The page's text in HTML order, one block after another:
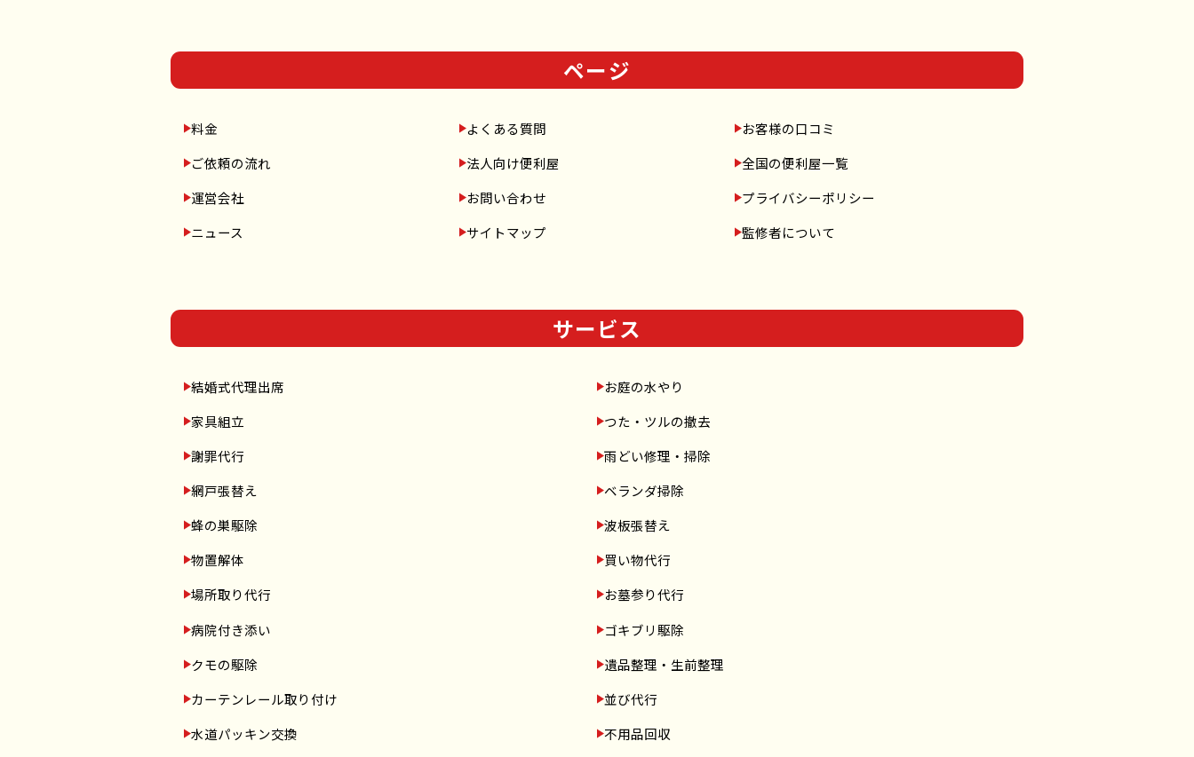
ページ
料金 よくある質問
お客様の口コミ
ご依頼の流れ
法人向け便利屋
全国の便利屋一覧
運営会社
お問い合わせ
プライバシーポリシー
ニュース
サイトマップ 監修者について
サービス
結婚式代理出席
お庭の水やり
家具組立
つた・ツルの撤去
謝罪代行
雨どい修理・掃除
網戸張替え
ベランダ掃除
蜂の巣駆除
波板張替え
物置解体
買い物代行
場所取り代行
お墓参り代行
病院付き添い
ゴキブリ駆除
クモの駆除
遺品整理・生前整理
カーテンレール取り付け
並び代行
水道パッキン交換
不用品回収